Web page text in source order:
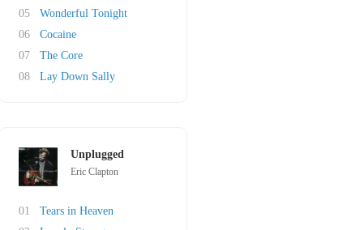
05
Wonderful Tonight
06
Cocaine
07
The Core
08
Lay Down Sally
Unplugged
Eric Clapton
01
Tears in Heaven